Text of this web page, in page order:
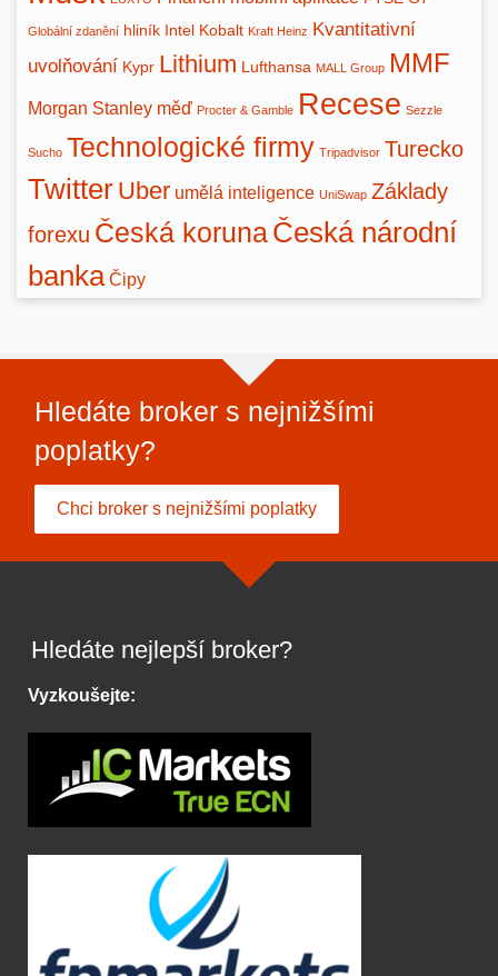
Globální zdanění hliník Intel Kobalt Kraft Heinz Kvantitativní
uvolňování Kypr Lithium Lufthansa MALL Group MMF
Morgan Stanley měď Procter & Gamble Recese Sezzle
Sucho Technologické firmy Tripadvisor Turecko
Twitter Uber umělá inteligence UniSwap Základy
forexu Česká korunaČeská národní
banka Čipy
Hledáte broker s nejnižšími
poplatky?
Chci broker s nejnižšími poplatky
Hledáte nejlepší broker?
Vyzkoušejte: